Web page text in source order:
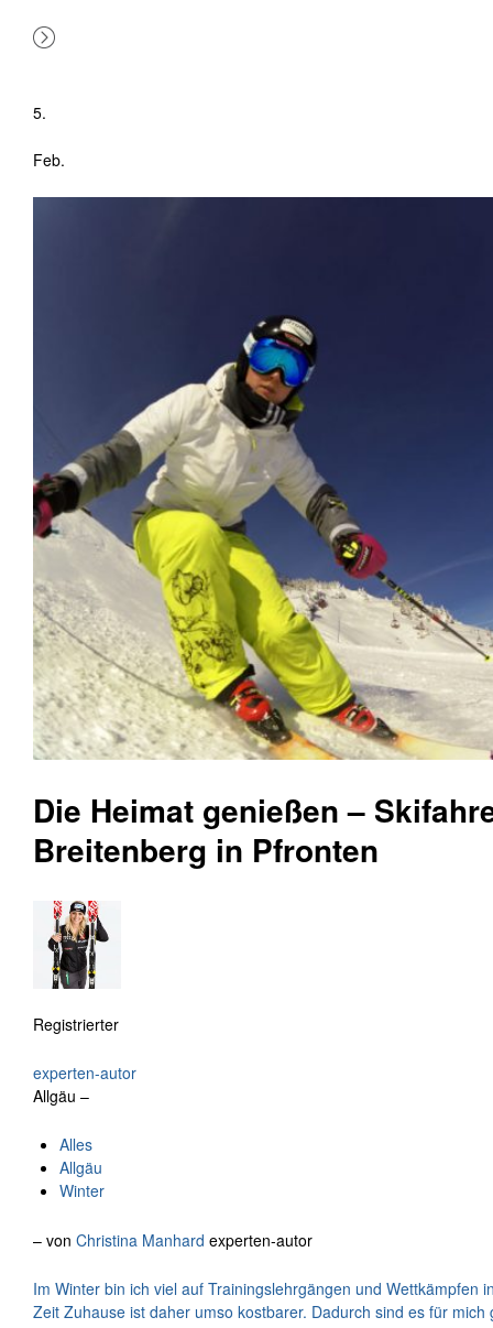
5.
Feb.
Die Heimat genießen –
Breitenberg in Pfronten
Registrierter
experten-autor
Allgäu –
Alles
Allgäu
Winter
– von Christina Manhard experten-autor
Im Winter bin ich viel auf Trainingslehrgängen und Wettkämpfen
Zeit Zuhause ist daher umso kostbarer. Dadurch sind es für